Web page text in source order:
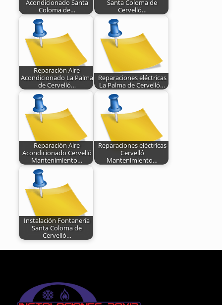
Acondicionado Santa
Coloma de…
Santa Coloma de
Cervelló…
Reparación Aire
Acondicionado La Palma
de Cervelló…
Reparaciones eléctricas
La Palma de Cervelló…
Reparación Aire
Acondicionado Cervelló
Mantenimiento…
Reparaciones eléctricas
Cervelló
Mantenimiento…
Instalación Fontanería
Santa Coloma de
Cervelló…